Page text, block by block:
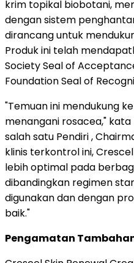
krim topikal biobotani,
dengan sistem
dirancang untuk
Produk ini telah
Society Seal of
Foundation Seal of
"Temuan ini mendukung
menangani rosacea," kata
salah satu Pendiri ,
klinis terkontrol ini,
lebih optimal pada
dibandingkan regimen
digunakan dan dengan
baik."
Pengamatan